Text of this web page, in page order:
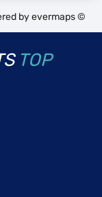
byevermaps ©
TOP